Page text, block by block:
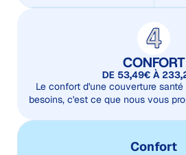
CONFORT
DE 53,49€ À
Le confort d'une couverture
besoins, c'est ce que nous vous
Confort